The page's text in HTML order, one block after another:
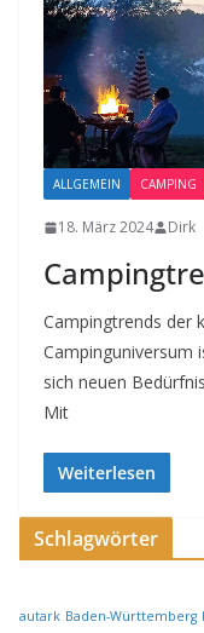
ALLGEMEIN CAMPING
18. März 2024 Dirk
Campingtrends der
Campinguniversum
sich neuen
Mit
Weiterlesen
Schlagwörter
autark Baden-Württemberg